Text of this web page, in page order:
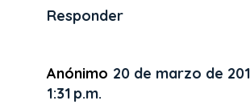
Responder
Anónimo 20 de marzo de
1:31 p.m.